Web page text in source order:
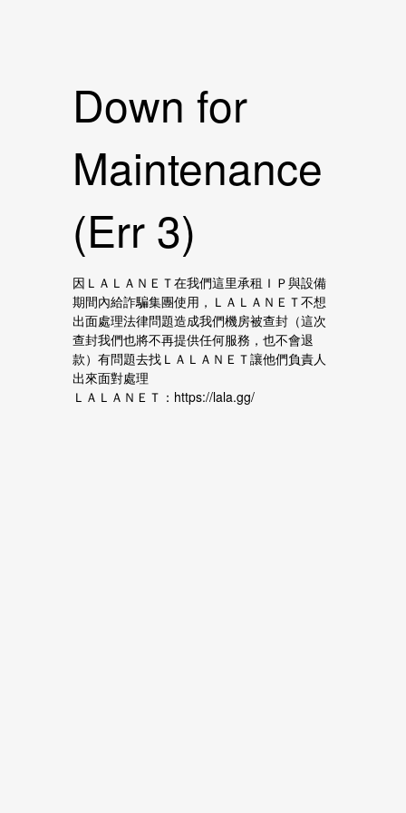
Down for
Maintenance
(Err 3)
因ＬＡＬＡＮＥＴ在我們這里承租ＩＰ與設備
期間內給詐騙集團使用，ＬＡＬＡＮＥＴ不想
出面處理法律問題造成我們機房被查封（這次
查封我們也將不再提供任何服務，也不會退
款）有問題去找ＬＡＬＡＮＥＴ讓他們負責人
出來面對處理
ＬＡＬＡＮＥＴ：https://lala.gg/